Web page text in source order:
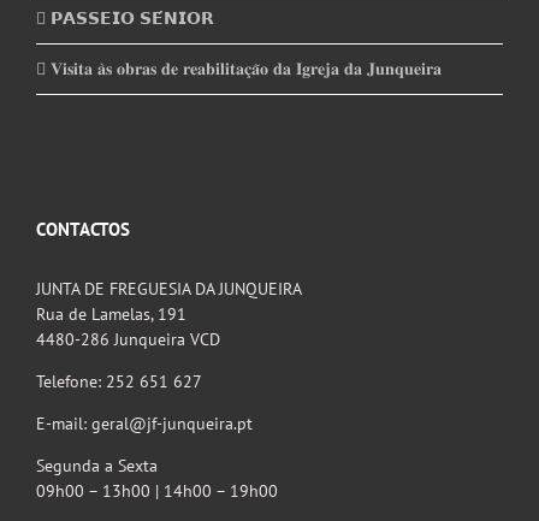
𝗣𝗔𝗦𝗦𝗘𝗜𝗢 𝗦𝗘́𝗡𝗜𝗢𝗥
𝐕𝐢𝐬𝐢𝐭𝐚 𝐚̀𝐬 𝐨𝐛𝐫𝐚𝐬 𝐝𝐞 𝐫𝐞𝐚𝐛𝐢𝐥𝐢𝐭𝐚𝐜̧𝐚̃𝐨 𝐝𝐚 𝐈𝐠𝐫𝐞𝐣𝐚 𝐝𝐚 𝐉𝐮𝐧𝐪𝐮𝐞𝐢𝐫𝐚
CONTACTOS
JUNTA DE FREGUESIA DA JUNQUEIRA
Rua de Lamelas, 191
4480-286 Junqueira VCD
Telefone: 252 651 627
E-mail: geral@jf-junqueira.pt
Segunda a Sexta
09h00 – 13h00 | 14h00 – 19h00